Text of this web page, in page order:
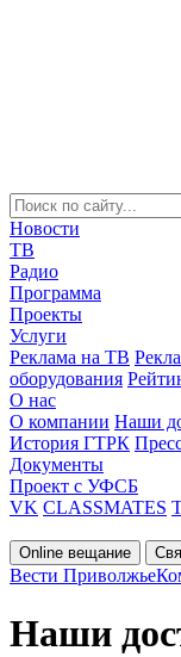
Новости
ТВ
Радио
Программа
Проекты
Услуги
Реклама на ТВ
оборудования
О нас
О компании Наши
История ГТРК
Документы
Проект с УФСБ
VK CLASSMATES
Online вещание
Вести Приволжье
Наши